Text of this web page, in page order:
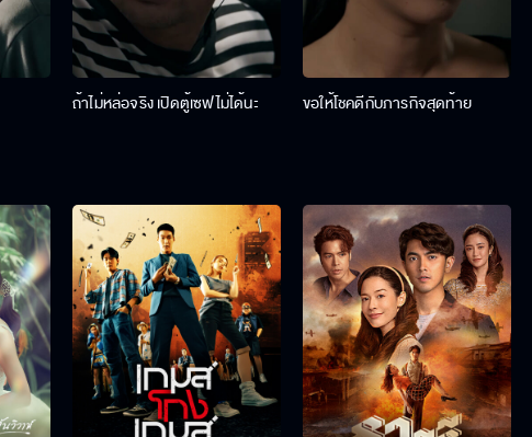
ถ้าไม่หล่อจริง เปิดตู้เซฟไม่ได้นะ ขอให้โชคดีกับภารกิจสุดท้าย